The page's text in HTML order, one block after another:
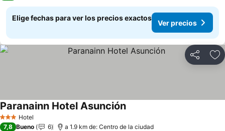
Elige fechas para ver los precios exactos
Ver precios
Compartir
3 Estrellas
Hotel
Paranainn Hotel AsunciónVer precios
7,8 Bueno 6 a 1.9 km de: Centro de la ciudad